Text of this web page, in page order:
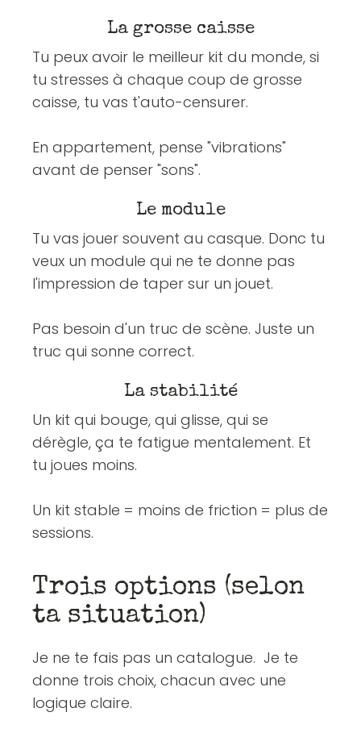
La grosse caisse
Tu peux avoir le meilleur kit du monde, si
tu stresses à chaque coup de grosse
caisse, tu vas t'auto-censurer.
En appartement, pense "vibrations"
avant de penser "sons".
Le module
Tu vas jouer souvent au casque. Donc tu
veux un module qui ne te donne pas
l'impression de taper sur un jouet.
Pas besoin d'un truc de scène. Juste un
truc qui sonne correct.
La stabilité
Un kit qui bouge, qui glisse, qui se
dérègle, ça te fatigue mentalement. Et
tu joues moins.
Un kit stable = moins de friction = plus de
sessions.
Trois options (selon
ta situation)
Je ne te fais pas un catalogue. Je te
donne trois choix, chacun avec une
logique claire.